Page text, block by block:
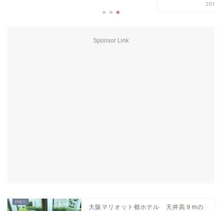
2017/
Sponsor Link
大阪マリオット都ホテル 天井高９mの